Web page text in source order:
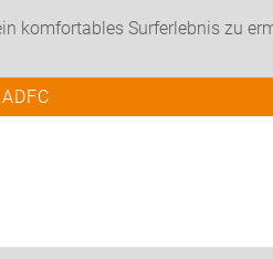
komfortables Surferlebnis zu